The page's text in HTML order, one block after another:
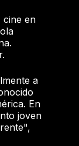
cine en
a
En
joven